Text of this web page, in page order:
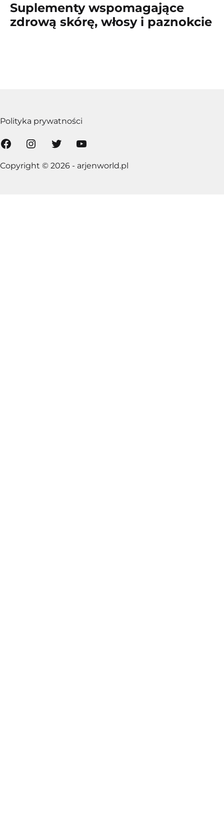
Suplementy wspomagające
zdrową skórę, włosy i paznokcie
Copyright © 2026 - arjenworld.pl
Polityka prywatności
FacebookInstagramTwitter